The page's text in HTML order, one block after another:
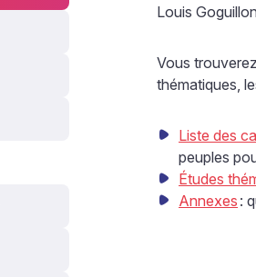
Louis
Vous
thématiques,
Liste des
peuples
Études
Annexes :